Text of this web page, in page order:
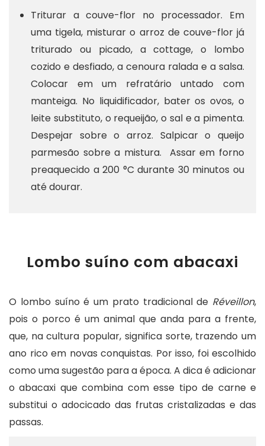
Triturar a couve-flor no processador. Em
uma tigela, misturar o arroz de couve-flor já
triturado ou picado, a cottage, o lombo
cozido e desfiado, a cenoura ralada e a salsa.
Colocar em um refratário untado com
manteiga. No liquidificador, bater os ovos, o
leite substituto, o requeijão, o sal e a pimenta.
Despejar sobre o arroz. Salpicar o queijo
parmesão sobre a mistura. Assar em forno
preaquecido a 200 °C durante 30 minutos ou
até dourar.
Lombo suíno com abacaxi
O lombo suíno é um prato tradicional de Réveillon,
pois o porco é um animal que anda para a frente,
que, na cultura popular, significa sorte, trazendo um
ano rico em novas conquistas. Por isso, foi escolhido
como uma sugestão para a época. A dica é adicionar
o abacaxi que combina com esse tipo de carne e
substitui o adocicado das frutas cristalizadas e das
passas.